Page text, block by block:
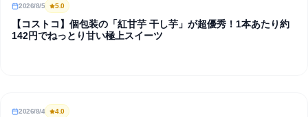
REVIEW
2026/8/5 5.0
【コストコ】個包装の「紅甘芋 干し芋」が超優秀！1本あたり約
142円でねっとり甘い極上スイーツ
REVIEW
2026/8/4 4.0